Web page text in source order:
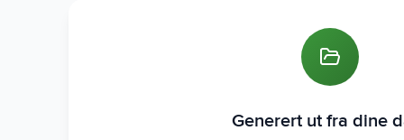
Generert ut fra dine